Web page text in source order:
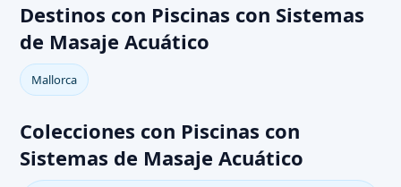
Destinos con Piscinas con Sistemas
de Masaje Acuático
Mallorca
Colecciones con Piscinas con
Sistemas de Masaje Acuático